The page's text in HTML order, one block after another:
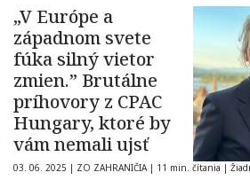
„V Európe a
západnom svete
fúka silný vietor
zmien.” Brutálne
príhovory z CPAC
Hungary, ktoré by
vám nemali ujsť
03. 06. 2025 | ZO ZAHRANIČIA | 11 min. čítania |